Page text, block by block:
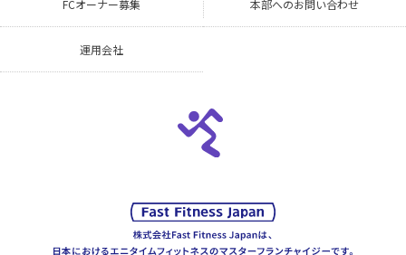
FCオーナー募集 本部へのお問い合わせ
運用会社